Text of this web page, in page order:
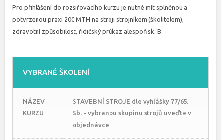
Pro přihlášení do rozšiřovacího kurzu je nutné mít splněnou a
potvrzenou praxi 200 MTH na stroji strojníkem (školitelem),
zdravotní způsobilost, řidičský průkaz alespoň sk. B.
VYBRANÉ ŠKOLENÍ
NÁZEV
KURZU
STAVEBNÍ STROJE dle vyhlášky 77/65.
Sb. - vybranou skupinu strojů uveďte v
objednávce